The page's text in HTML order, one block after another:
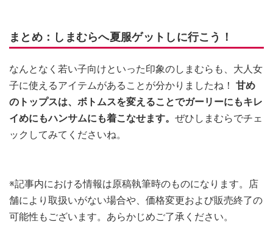
まとめ：しまむらへ夏服ゲットしに行こう！
なんとなく若い子向けといった印象のしまむらも、大人女
子に使えるアイテムがあることが分かりましたね！ 甘め
のトップスは、ボトムスを変えることでガーリーにもキレ
イめにもハンサムにも着こなせます。 ぜひしまむらでチェ
ックしてみてくださいね。
※記事内における情報は原稿執筆時のものになります。店
舗により取扱いがない場合や、価格変更および販売終了の
可能性もございます。あらかじめご了承ください。